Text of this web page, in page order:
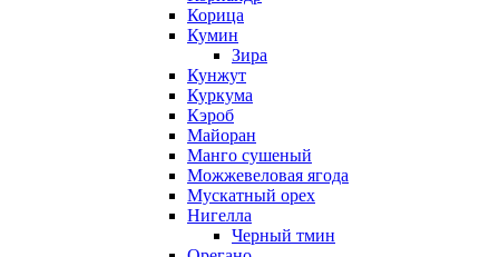
Корица
Кумин
Зира
Кунжут
Куркума
Кэроб
Майоран
Манго сушеный
Можжевеловая ягода
Мускатный орех
Нигелла
Черный тмин